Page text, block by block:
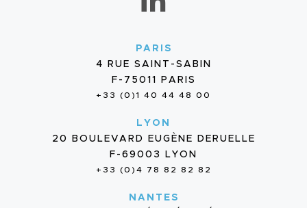
PARIS
4 RUE SAINT-SABIN
F-75011 PARIS
+33 (0)1 40 44 48 00
LYON
20 BOULEVARD EUGÈNE DERUELLE
F-69003 LYON
+33 (0)4 78 82 82 82
NANTES